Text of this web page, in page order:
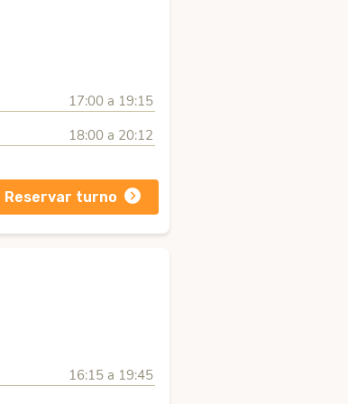
17:00 a 19:15
18:00 a 20:12
Reservar turno
16:15 a 19:45